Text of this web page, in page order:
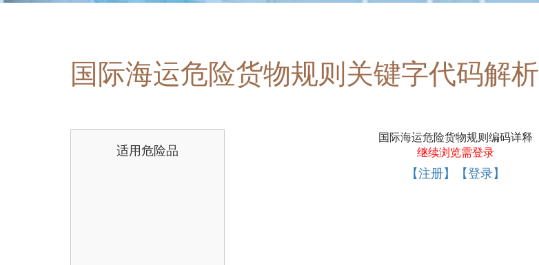
国际海运危险货物规则关键字代码解析
适用危险品
国际海运危险货物规则编码详释
继续浏览需登录
【注册】【登录】